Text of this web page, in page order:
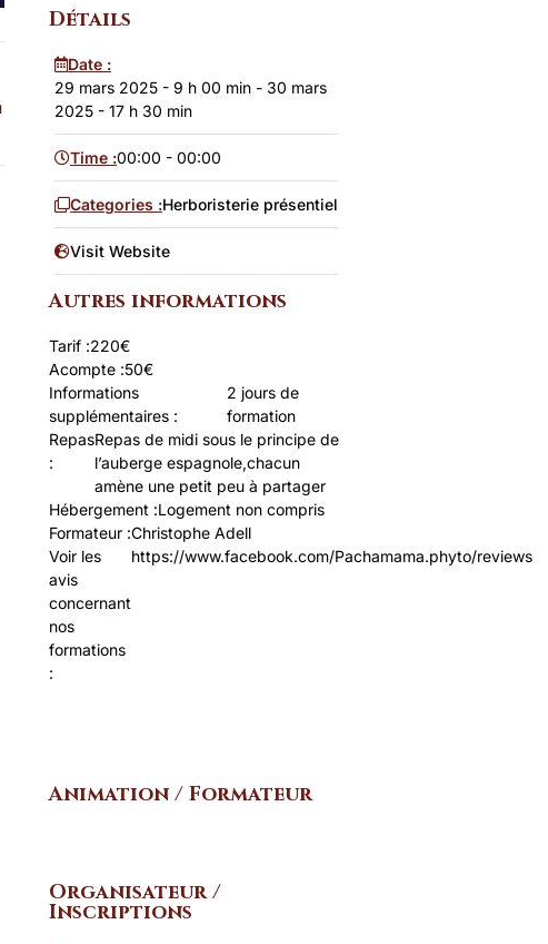
Détails
Date :
29 mars 2025 - 9 h 00 min - 30 mars
2025 - 17 h 30 min
Time :00:00 - 00:00
Categories :Herboristerie présentiel
Visit Website
Autres informations
Tarif :220€
Acompte :50€
Informations
supplémentaires :
2 jours de
formation
Repas
:
Repas de midi sous le principe de
l’auberge espagnole,chacun
amène une petit peu à partager
Hébergement :Logement non compris
Formateur :Christophe Adell
Voir les
avis
concernant
nos
formations
:
https://www.facebook.com/Pachamama.phyto/reviews
Animation / Formateur
Organisateur /
Inscriptions